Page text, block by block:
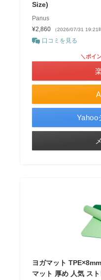
Size)
Panus
¥2,860
（2026/07/31 19:21
口コミを見る
＼ポイ
Yahoo
ヨガマット
マット 厚め 人気 ス